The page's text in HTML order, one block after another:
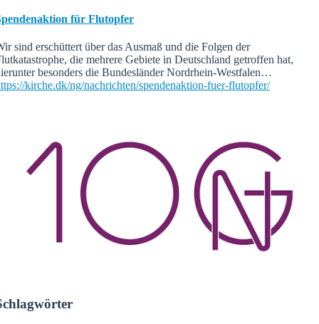
für Flutopfer
sind erschüttert über das Ausmaß und die Folgen der
die mehrere Gebiete in Deutschland getroffen hat,
besonders die Bundesländer Nordrhein-Westfalen…
kirche.dk/ng/nachrichten/spendenaktion-fuer-flutopfer/